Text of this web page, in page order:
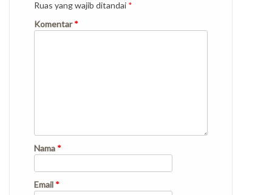
Ruas yang wajib ditandai *
Komentar*
Nama *
Email *